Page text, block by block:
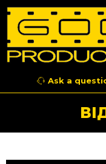
Ask a